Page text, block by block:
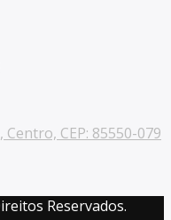
CEP: 85550-079
Reservados.